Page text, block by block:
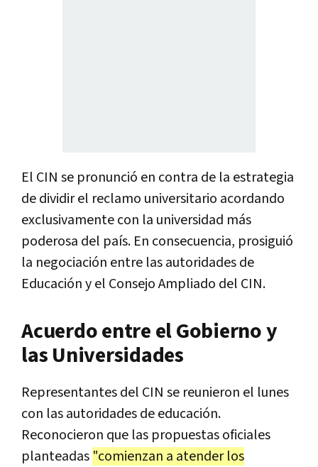
El CIN se pronunció en contra de la estrategia
de dividir el reclamo universitario acordando
exclusivamente con la universidad más
poderosa del país. En consecuencia, prosiguió
la negociación entre las autoridades de
Educación y el Consejo Ampliado del CIN.
Acuerdo entre el Gobierno y
las Universidades
Representantes del CIN se reunieron el lunes
con las autoridades de educación.
Reconocieron que las propuestas oficiales
planteadas "comienzan a atender los